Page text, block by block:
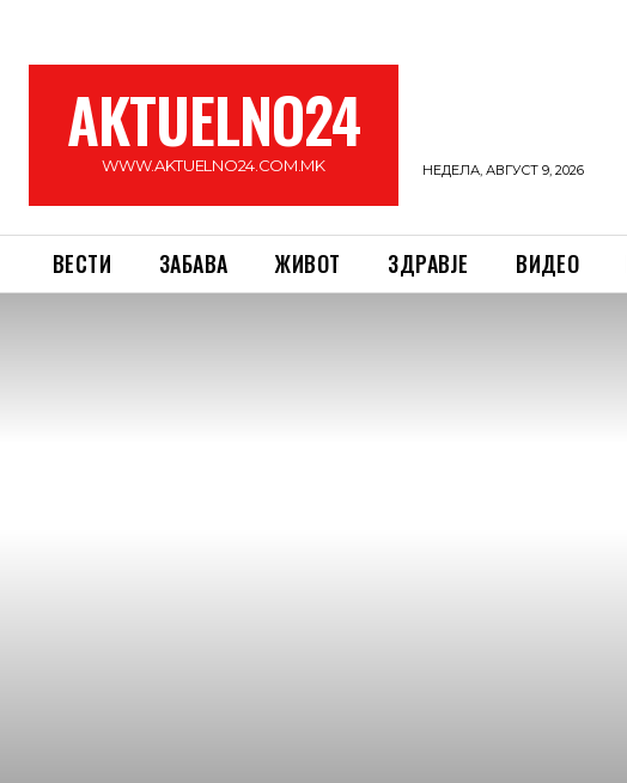
AKTUELNO24
WWW.AKTUELNO24.COM.MK НЕДЕЛА, АВГУСТ 9, 2026
ВЕСТИ ЗАБАВА ЖИВОТ ЗДРАВЈЕ ВИДЕО